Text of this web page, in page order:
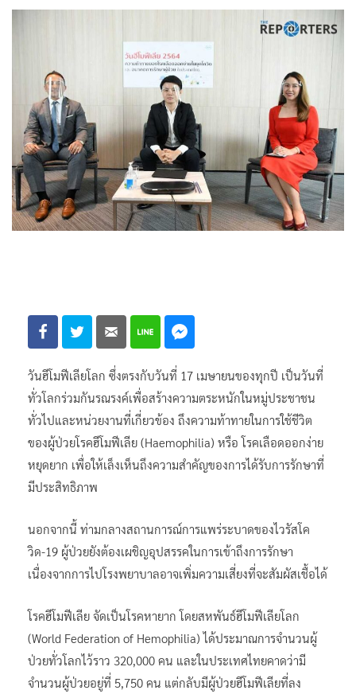
วันฮีโมฟีเลียโลก ซึ่งตรงกับวันที่ 17 เมษายนของทุกปี เป็นวันที่
ทั่วโลกร่วมกันรณรงค์เพื่อสร้างความตระหนักในหมู่ประชาชน
ทั่วไปและหน่วยงานที่เกี่ยวข้อง ถึงความท้าทายในการใช้ชีวิต
ของผู้ป่วยโรคฮีโมฟีเลีย (Haemophilia) หรือ โรคเลือดออกง่าย
หยุดยาก เพื่อให้เล็งเห็นถึงความสำคัญของการได้รับการรักษาที่
มีประสิทธิภาพ
นอกจากนี้ ท่ามกลางสถานการณ์การแพร่ระบาดของไวรัสโค
วิด-19 ผู้ป่วยยังต้องเผชิญอุปสรรคในการเข้าถึงการรักษา
เนื่องจากการไปโรงพยาบาลอาจเพิ่มความเสี่ยงที่จะสัมผัสเชื้อได้
โรคฮีโมฟีเลีย จัดเป็นโรคหายาก โดยสหพันธ์ฮีโมฟีเลียโลก
(World Federation of Hemophilia) ได้ประมาณการจำนวนผู้
ป่วยทั่วโลกไว้ราว 320,000 คน และในประเทศไทยคาดว่ามี
จำนวนผู้ป่วยอยู่ที่ 5,750 คน แต่กลับมีผู้ป่วยฮีโมฟีเลียที่ลง